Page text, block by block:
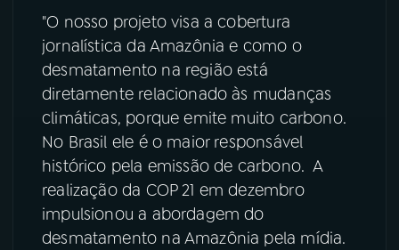
Facebook
TikTok
"O nosso projeto visa a cobertura
jornalística da Amazônia e como o
desmatamento na região está
diretamente relacionado às mudanças
climáticas, porque emite muito carbono.
No Brasil ele é o maior responsável
histórico pela emissão de carbono. A
realização da COP 21 em dezembro
impulsionou a abordagem do
desmatamento na Amazônia pela mídia.